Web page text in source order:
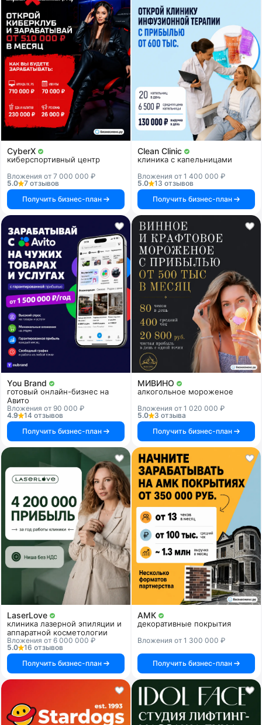
CyberX
киберспортивный центр
Вложения от 7 000 000 ₽
5.0
7 отзывов
Получить бизнес-план
Clean Clinic
клиника с капельницами
Вложения от 1 400 000 ₽
5.0
13 отзывов
Получить бизнес-план
You Brand
готовый онлайн-бизнес на
Авито
Вложения от 90 000 ₽
4.9
14 отзывов
Получить бизнес-план
МИВИНО
алкогольное мороженое
Вложения от 1 020 000 ₽
5.0
3 отзыва
Получить бизнес-план
LaserLove
клиника лазерной эпиляции и
аппаратной косметологии
Вложения от 6 000 000 ₽
5.0
16 отзывов
Получить бизнес-план
АМК
декоративные покрытия
Вложения от 1 300 000 ₽
Получить бизнес-план